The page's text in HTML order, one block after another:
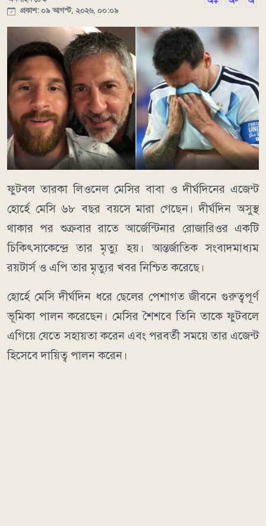
প্রকাশ: ০৯ আগস্ট, ২০২৬, ০০:০৯
ফুটবল তারকা লিওনেল মেসির বাবা ও দীর্ঘদিনের এজেন্ট
হোর্হে মেসি ৬৮ বছর বয়সে মারা গেছেন। দীর্ঘদিন অসুস্থ
থাকার পর শুক্রবার রাতে আর্জেন্টিনার রোজারিওর একটি
চিকিৎসাকেন্দ্রে তার মৃত্যু হয়। আন্তর্জাতিক সংবাদমাধ্যম
রয়টার্স ও এপি তার মৃত্যুর খবর নিশ্চিত করেছে।
হোর্হে মেসি দীর্ঘদিন ধরে ছেলের পেশাগত জীবনে গুরুত্বপূর্ণ
ভূমিকা পালন করেছেন। মেসির শৈশবে তিনি তাকে ফুটবলে
এগিয়ে যেতে সহায়তা করেন এবং পরবর্তী সময়ে তার এজেন্ট
হিসেবে দায়িত্ব পালন করেন।